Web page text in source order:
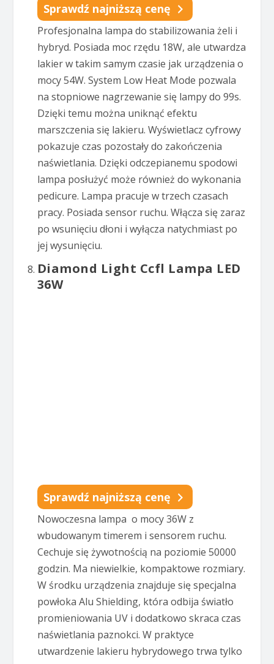
Sprawdź najniższą cenę
Profesjonalna lampa do stabilizowania żeli i
hybryd. Posiada moc rzędu 18W, ale utwardza
lakier w takim samym czasie jak urządzenia o
mocy 54W. System Low Heat Mode pozwala
na stopniowe nagrzewanie się lampy do 99s.
Dzięki temu można uniknąć efektu
marszczenia się lakieru. Wyświetlacz cyfrowy
pokazuje czas pozostały do zakończenia
naświetlania. Dzięki odczepianemu spodowi
lampa posłużyć może również do wykonania
pedicure. Lampa pracuje w trzech czasach
pracy. Posiada sensor ruchu. Włącza się zaraz
po wsunięciu dłoni i wyłącza natychmiast po
jej wysunięciu.
Diamond Light Ccfl Lampa LED
36W
Sprawdź najniższą cenę
Nowoczesna lampa o mocy 36W z
wbudowanym timerem i sensorem ruchu.
Cechuje się żywotnością na poziomie 50000
godzin. Ma niewielkie, kompaktowe rozmiary.
W środku urządzenia znajduje się specjalna
powłoka Alu Shielding, która odbija światło
promieniowania UV i dodatkowo skraca czas
naświetlania paznokci. W praktyce
utwardzenie lakieru hybrydowego trwa tylko